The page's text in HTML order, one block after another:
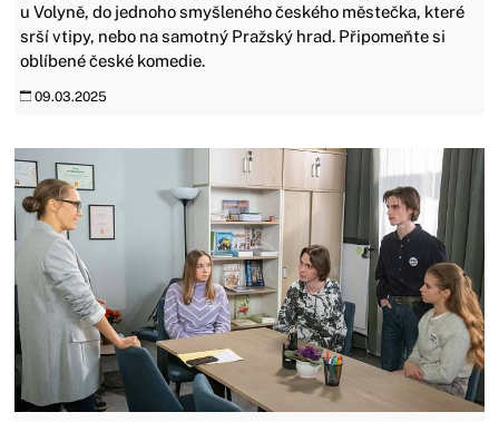
u Volyně, do jednoho smyšleného českého městečka, které
srší vtipy, nebo na samotný Pražský hrad. Připomeňte si
oblíbené české komedie.
09.03.2025